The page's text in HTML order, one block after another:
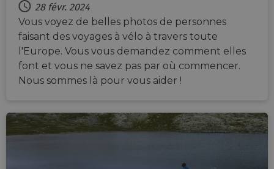
28 févr. 2024
Vous voyez de belles photos de personnes
faisant des voyages à vélo à travers toute
l'Europe. Vous vous demandez comment elles
font et vous ne savez pas par où commencer.
Nous sommes là pour vous aider !